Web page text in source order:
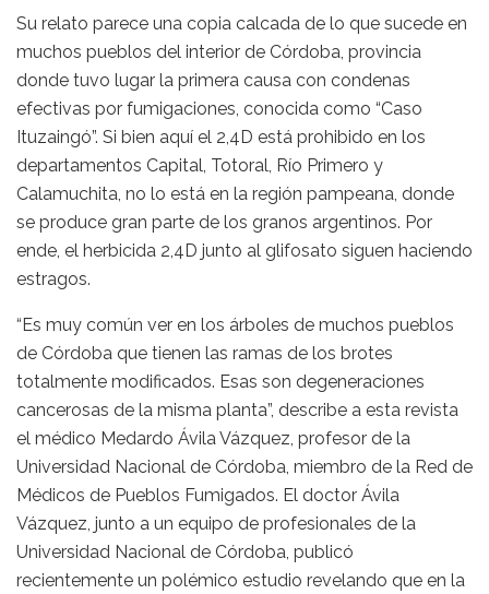
Su relato parece una copia calcada de lo que sucede en
muchos pueblos del interior de Córdoba, provincia
donde tuvo lugar la primera causa con condenas
efectivas por fumigaciones, conocida como “Caso
Ituzaingó”. Si bien aquí el 2,4D está prohibido en los
departamentos Capital, Totoral, Río Primero y
Calamuchita, no lo está en la región pampeana, donde
se produce gran parte de los granos argentinos. Por
ende, el herbicida 2,4D junto al glifosato siguen haciendo
estragos.
“Es muy común ver en los árboles de muchos pueblos
de Córdoba que tienen las ramas de los brotes
totalmente modificados. Esas son degeneraciones
cancerosas de la misma planta”, describe a esta revista
el médico Medardo Ávila Vázquez, profesor de la
Universidad Nacional de Córdoba, miembro de la Red de
Médicos de Pueblos Fumigados. El doctor Ávila
Vázquez, junto a un equipo de profesionales de la
Universidad Nacional de Córdoba, publicó
recientemente un polémico estudio revelando que en la